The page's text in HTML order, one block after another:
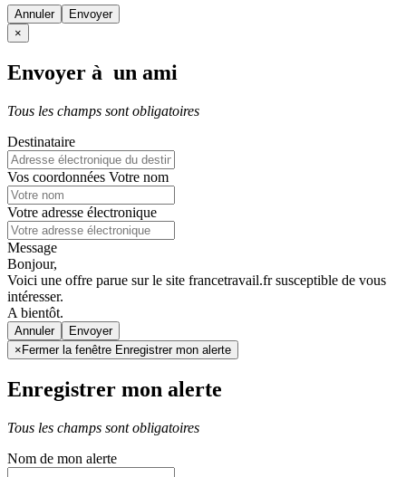
Annuler
×
Envoyer à un ami
Tous les champs sont obligatoires
Destinataire
Vos coordonnées Votre nom
Votre adresse électronique
Message
Bonjour,
Voici une offre parue sur le site francetravail.fr susceptible de vous
intéresser.
A bientôt.
Annuler
× Fermer la fenêtre Enregistrer mon alerte
Enregistrer mon alerte
Tous les champs sont obligatoires
Nom de mon alerte